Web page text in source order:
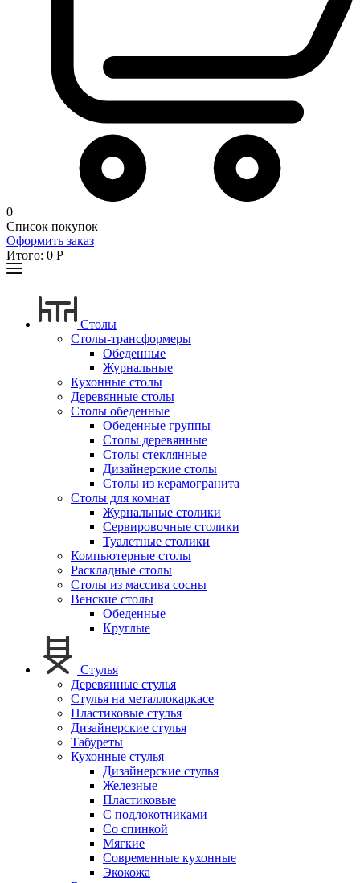
0
Список покупок
Оформить заказ
Итого: 0 Р
Столы
Столы-трансформеры
Обеденные
Журнальные
Кухонные столы
Деревянные столы
Столы обеденные
Обеденные группы
Столы деревянные
Столы стеклянные
Дизайнерские столы
Столы из керамогранита
Столы для комнат
Журнальные столики
Сервировочные столики
Туалетные столики
Компьютерные столы
Раскладные столы
Столы из массива сосны
Венские столы
Обеденные
Круглые
Стулья
Деревянные стулья
Стулья на металлокаркасе
Пластиковые стулья
Дизайнерские стулья
Табуреты
Кухонные стулья
Дизайнерские стулья
Железные
Пластиковые
С подлокотниками
Со спинкой
Мягкие
Современные кухонные
Экокожа